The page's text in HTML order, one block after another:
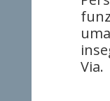
Via.